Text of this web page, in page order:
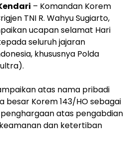
– Komandan Korem
TNI R. Wahyu Sugiarto,
ucapan selamat Hari
seluruh jajaran
khususnya Polda
atas nama pribadi
besar Korem 143/HO sebagai
atas pengabdian
dan ketertiban